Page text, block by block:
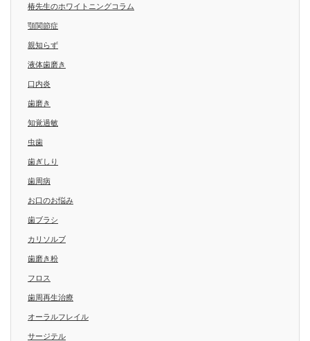
椿先生のホワイトニングコラム
顎関節症
親知らず
液体歯磨き
口内炎
歯磨き
知覚過敏
虫歯
歯ぎしり
歯周病
お口のお悩み
歯ブラシ
カリソルブ
歯磨き粉
フロス
歯周再生治療
オーラルフレイル
サージテル